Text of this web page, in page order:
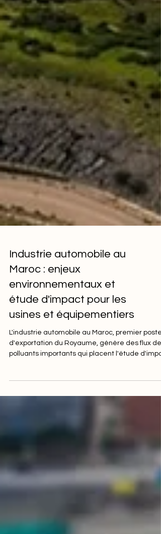
Industrie automobile au
Maroc : enjeux
environnementaux et
étude d'impact pour les
usines et équipementiers
L'industrie automobile au Maroc, premier poste
réglementaire. Découvrez les enjeux